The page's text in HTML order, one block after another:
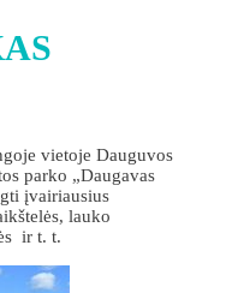
vietoje Dauguvos
parko „Daugavas
įvairiausius
lauko
ir t. t.